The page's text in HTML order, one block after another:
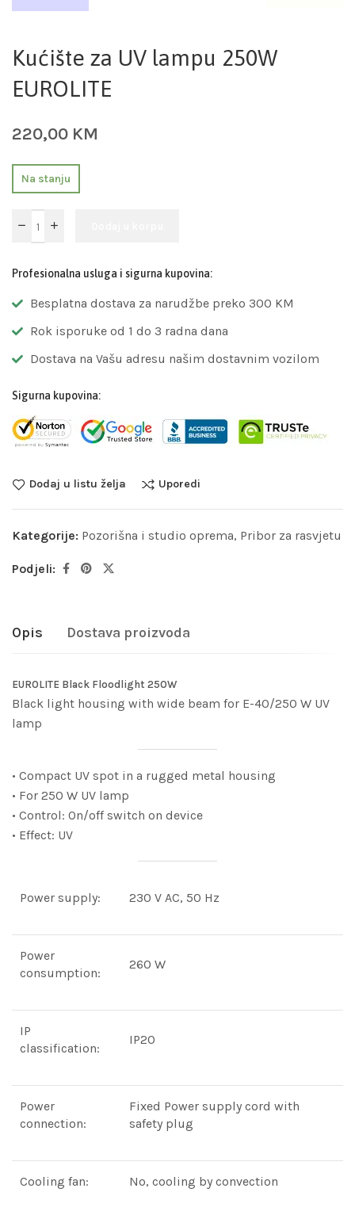
Kućište za UV lampu 250W
EUROLITE
220,00 KM
Na stanju
Profesionalna usluga i sigurna kupovina:
Besplatna dostava za narudžbe preko 300 KM
Rok isporuke od 1 do 3 radna dana
Dostava na Vašu adresu našim dostavnim vozilom
Sigurna kupovina:
Dodaj u listu želja Uporedi
Kategorije: Pozorišna i studio oprema, Pribor za rasvjetu
Podjeli:
Opis Dostava proizvoda
EUROLITE Black Floodlight 250W
Black light housing with wide beam for E-40/250 W UV
lamp
• Compact UV spot in a rugged metal housing
• For 250 W UV lamp
• Control: On/off switch on device
• Effect: UV
Power supply: 230 V AC, 50 Hz
Power
consumption:
260 W
IP
classification:
IP20
Power
connection:
Fixed Power supply cord with
safety plug
Cooling fan: No, cooling by convection